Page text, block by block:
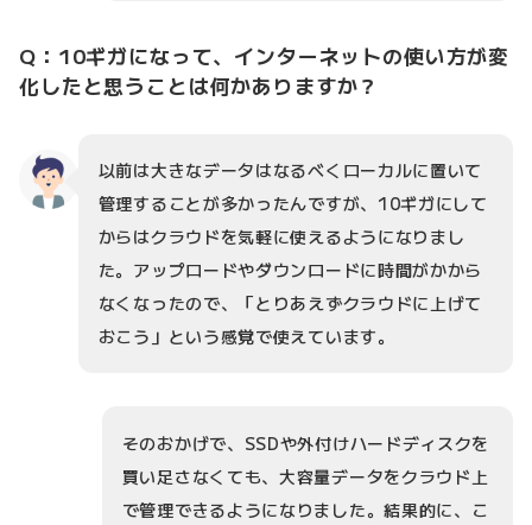
Q：10ギガになって、インターネットの使い方が変
化したと思うことは何かありますか？
以前は大きなデータはなるべくローカルに置いて
管理することが多かったんですが、10ギガにして
からはクラウドを気軽に使えるようになりまし
た。アップロードやダウンロードに時間がかから
なくなったので、「とりあえずクラウドに上げて
おこう」という感覚で使えています。
そのおかげで、SSDや外付けハードディスクを
買い足さなくても、大容量データをクラウド上
で管理できるようになりました。結果的に、こ